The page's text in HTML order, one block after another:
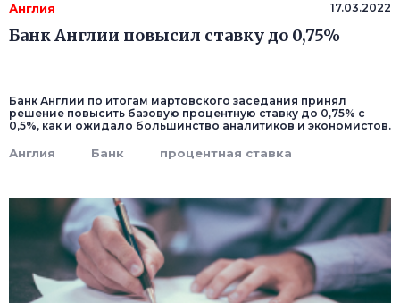
Англия 17.03.2022
Банк Англии повысил ставку до 0,75%
Банк Англии по итогам мартовского заседания принял
решение повысить базовую процентную ставку до 0,75% с
0,5%, как и ожидало большинство аналитиков и экономистов.
Англия Банк процентная ставка